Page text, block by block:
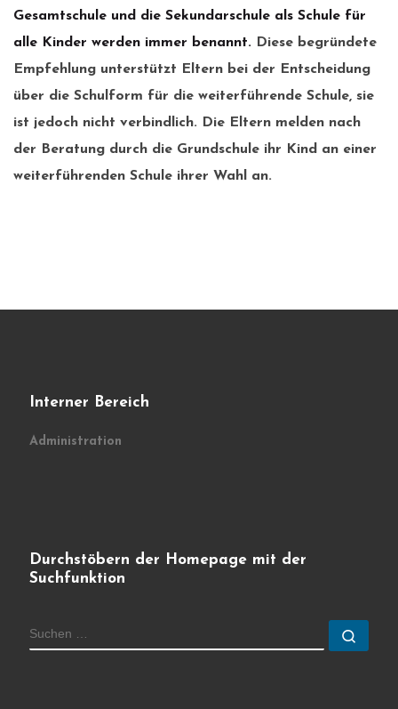
Gesamtschule und die Sekundarschule als Schule für
alle Kinder werden immer benannt. Diese begründete
Empfehlung unterstützt Eltern bei der Entscheidung
über die Schulform für die weiterführende Schule, sie
ist jedoch nicht verbindlich. Die Eltern melden nach
der Beratung durch die Grundschule ihr Kind an einer
weiterführenden Schule ihrer Wahl an.
Interner Bereich
Administration
Durchstöbern der Homepage mit der
Suchfunktion
SUCHE